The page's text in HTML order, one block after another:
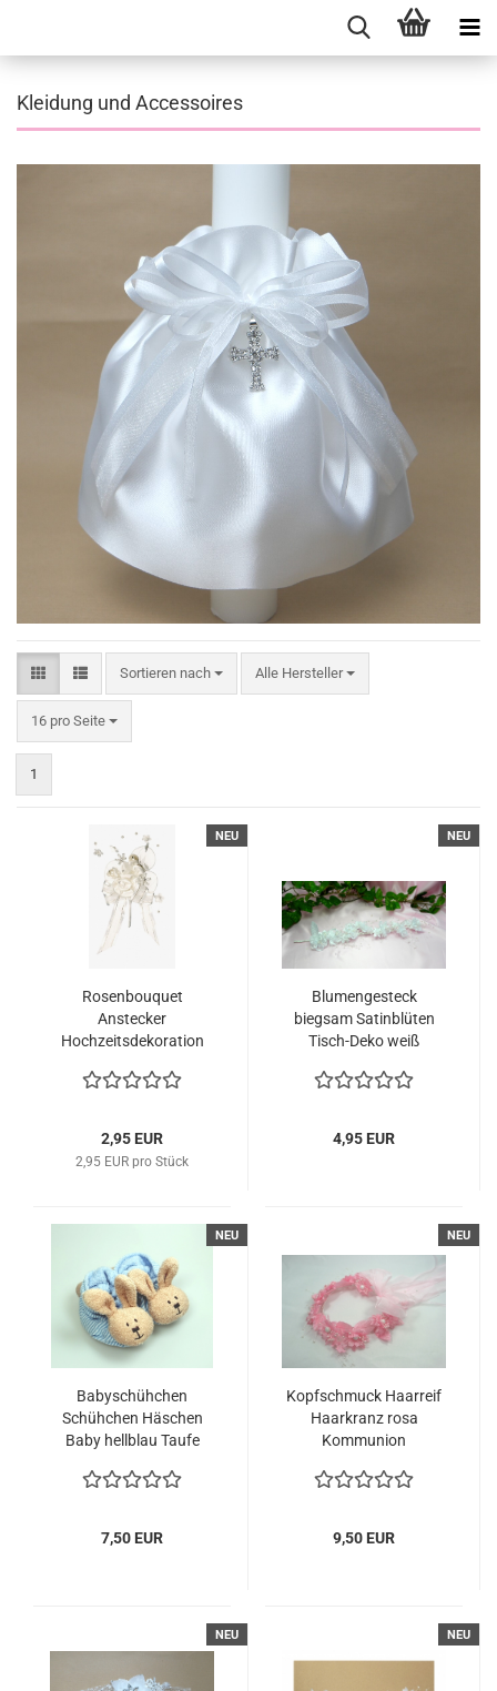
Kleidung und Accessoires
Sortieren nach
Sortieren nach Alle Hersteller
16 pro Seite
pro Seite
1
NEU
Rosenbouquet
Anstecker
Hochzeitsdekoration
2,95 EUR
2,95 EUR pro Stück
NEU
Blumengesteck
biegsam Satinblüten
Tisch-Deko weiß
4,95 EUR
NEU
Babyschühchen
Schühchen Häschen
Baby hellblau Taufe
7,50 EUR
NEU
Kopfschmuck Haarreif
Haarkranz rosa
Kommunion
9,50 EUR
NEU NEU